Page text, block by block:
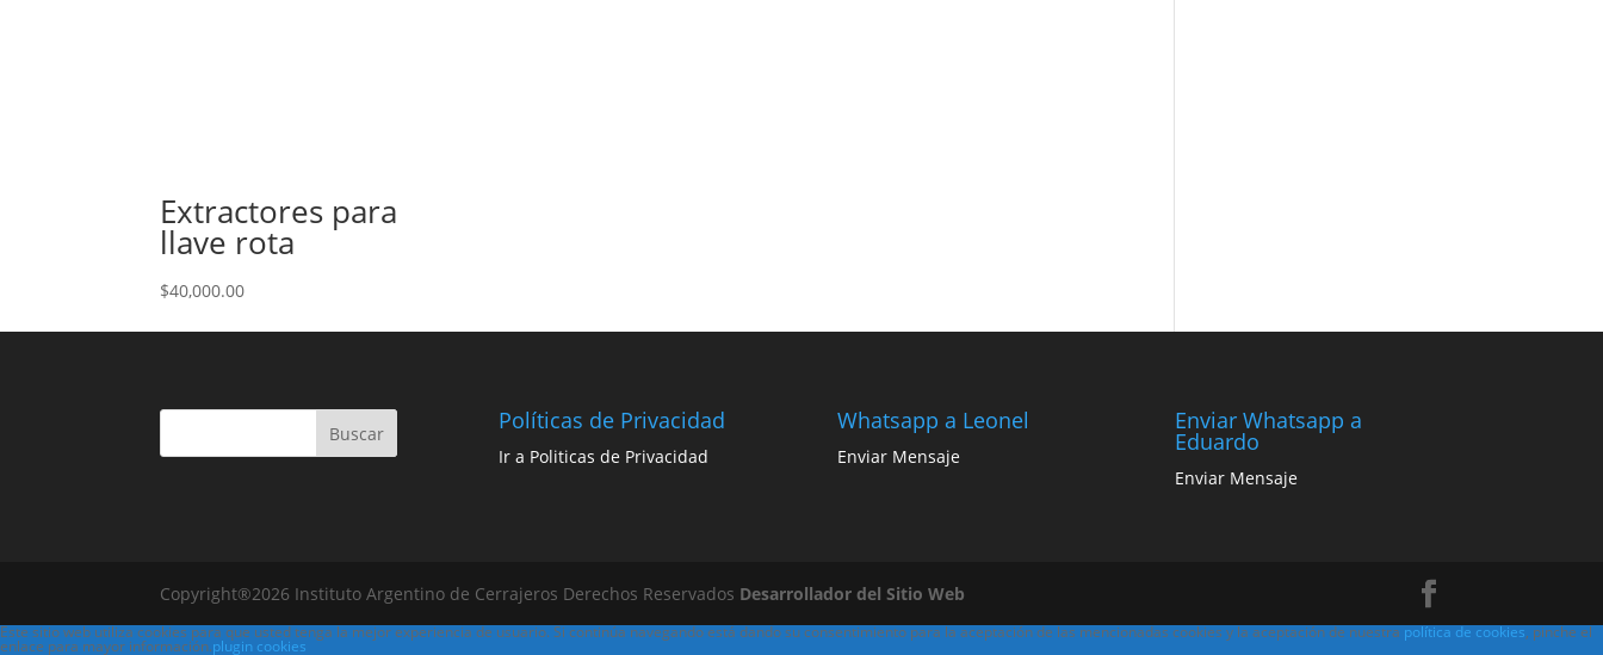
Extractores para
llave rota
$40,000.00
Políticas de Privacidad
Ir a Politicas de Privacidad
Whatsapp a Leonel
Enviar Mensaje
Enviar Whatsapp a
Eduardo
Enviar Mensaje
Copyright®2026 Instituto Argentino de Cerrajeros Derechos Reservados Desarrollador del Sitio Web
Este sitio web utiliza cookies para que usted tenga la mejor experiencia de usuario. Si continúa navegando está dando su consentimiento para la aceptación de las mencionadas cookies y la aceptación de nuestrapolítica de cookies, pinche el
enlace para mayor información.plugin cookies